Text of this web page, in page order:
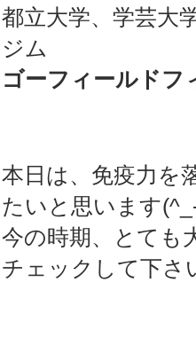
都立大学、学芸大
ジム
ゴーフィールドフ
本日は、免疫力を
たいと思います
今の時期、とても
チェックして下さ